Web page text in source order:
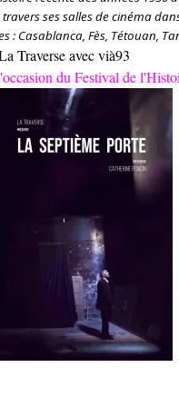
ses salles de cinéma
: Casablanca, Fès, Tétouan,
Traverse avec vià93
du Festival de